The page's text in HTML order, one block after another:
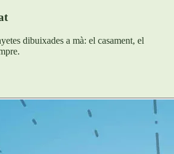
dibuixades a mà: el casament, el